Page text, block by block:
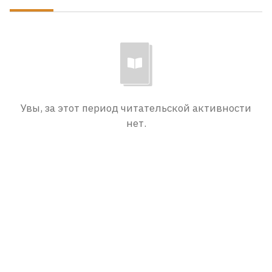
Увы, за этот период читательской активности
нет.